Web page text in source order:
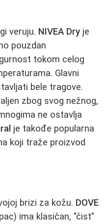
veruju. NIVEA Dry je
pouzdan
tokom celog
Glavni
bele tragove.
zbog svog nežnog,
ne ostavlja
je takođe popularna
koji traže proizvod
brizi za kožu. DOVE
ima klasičan, "čist"